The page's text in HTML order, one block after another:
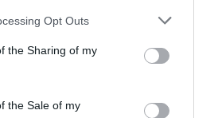
Opt Outs
the Sharing of my
the Sale of my
που έχεις στη ζωή σου και τα
πώς και έκατσε αυτό ή με
ότι είχαμε έναν Ash να